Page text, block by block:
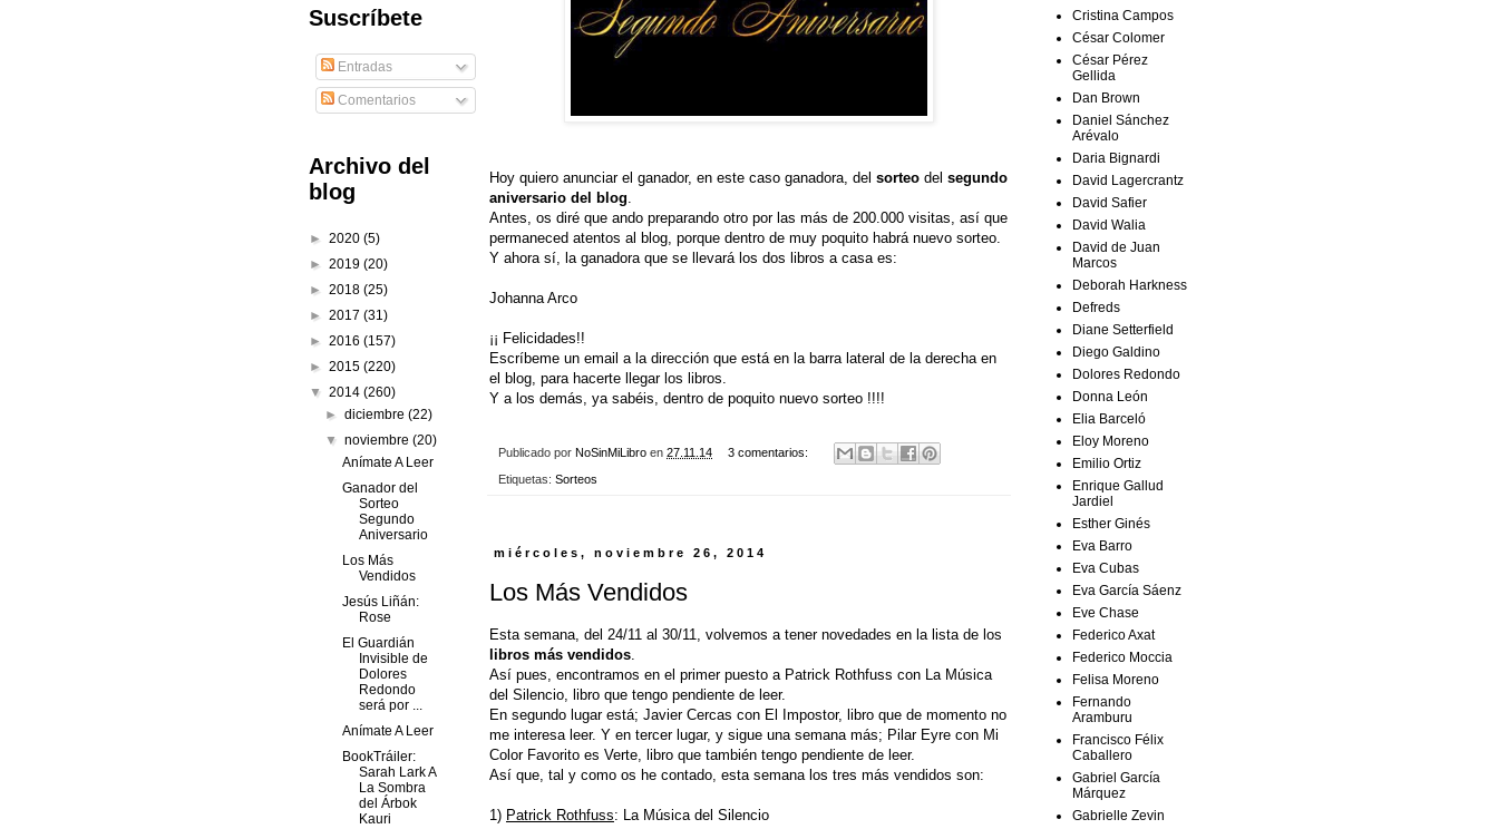
Hoy quiero anunciar el ganador, en este caso ganadora, del sorteo del segundo
aniversario del blog
Antes, os diré que ando preparando otro por las más de 200.000 visitas, así que
permaneced atentos al blog, porque dentro de muy poquito habrá nuevo sorteo.
Y ahora sí, la ganadora que se llevará los dos libros a casa es:
Johanna Arco
¡¡ Felicidades!!
Escríbeme un email a la dirección que está en la barra lateral de la derecha en
el blog, para hacerte llegar los libros.
Y a los demás, ya sabéis, dentro de poquito nuevo sorteo !!!!
Publicado por NoSinMiLibro en 27.11.14 3 comentarios:
Etiquetas: Sorteos
miércoles, noviembre 26, 2014
Los Más Vendidos
Esta semana, del 24/11 al 30/11, volvemos a tener novedades en la lista de los
libros más vendidos
Así pues, encontramos en el primer puesto a Patrick Rothfuss con La Música
del Silencio, libro que tengo pendiente de leer.
En segundo lugar está; Javier Cercas con El Impostor, libro que de momento no
me interesa leer. Y en tercer lugar, y sigue una semana más; Pilar Eyre con Mi
Color Favorito es Verte, libro que también tengo pendiente de leer.
Así que, tal y como os he contado, esta semana los tres más vendidos son:
1) Patrick Rothfuss: La Música del Silencio
Suscríbete
Entradas
Comentarios
Archivo del
blog
► 2020 (5)
► 2019 (20)
► 2018 (25)
► 2017 (31)
► 2016 (157)
► 2015 (220)
▼ 2014 (260)
►diciembre(22)
▼noviembre(20)
Anímate A Leer
Ganador del
Sorteo
Segundo
Aniversario
Los Más
Vendidos
Jesús Liñán:
Rose
El Guardián
Invisible de
Dolores
Redondo
será por ...
Anímate A Leer
BookTráiler:
Sarah Lark A
La Sombra
del Árbok
Kauri
Cristina Campos
César Colomer
César Pérez
Gellida
Dan Brown
Daniel Sánchez
Arévalo
Daria Bignardi
David Lagercrantz
David Safier
David Walia
David de Juan
Marcos
Deborah Harkness
Defreds
Diane Setterfield
Diego Galdino
Dolores Redondo
Donna León
Elia Barceló
Eloy Moreno
Emilio Ortiz
Enrique Gallud
Jardiel
Esther Ginés
Eva Barro
Eva Cubas
Eva García Sáenz
Eve Chase
Federico Axat
Federico Moccia
Felisa Moreno
Fernando
Aramburu
Francisco Félix
Caballero
Gabriel García
Márquez
Gabrielle Zevin